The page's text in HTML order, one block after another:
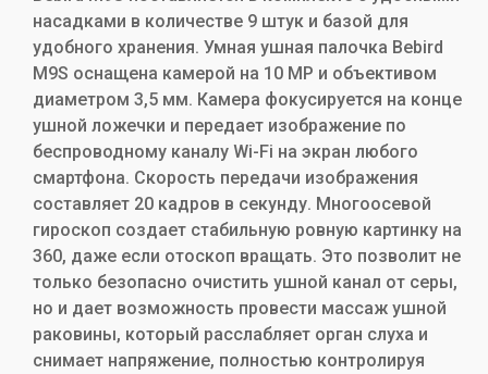
насадками в количестве 9 штук и базой для
удобного хранения. Умная ушная палочка Bebird
M9S оснащена камерой на 10 МР и объективом
диаметром 3,5 мм. Камера фокусируется на конце
ушной ложечки и передает изображение по
беспроводному каналу Wi-Fi на экран любого
смартфона. Скорость передачи изображения
составляет 20 кадров в секунду. Многоосевой
гироскоп создает стабильную ровную картинку на
360, даже если отоскоп вращать. Это позволит не
только безопасно очистить ушной канал от серы,
но и дает возможность провести массаж ушной
раковины, который расслабляет орган слуха и
снимает напряжение, полностью контролируя